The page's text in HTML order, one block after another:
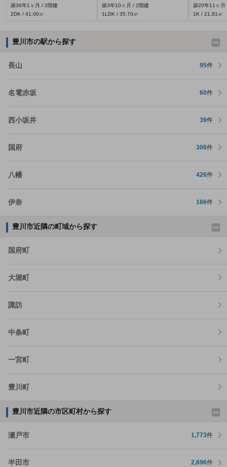
築36年1ヶ月 / 2階建
2DK / 41.00㎡
築3年10ヶ月 / 2階建
1LDK / 35.70㎡
築20年11ヶ月
1K / 21.81㎡
豊川市の駅から探す
長山 95件
名電赤坂 60件
西小坂井 39件
国府 306件
八幡 426件
伊奈 166件
豊川市近隣の町域から探す
国府町
大堀町
諏訪
中条町
一宮町
豊川町
豊川市近隣の市区町村から探す
瀬戸市 1,773件
半田市 2,696件